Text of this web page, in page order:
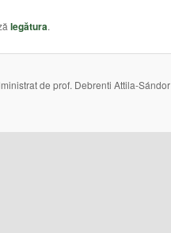
legătura.
de prof. Debrenti Attila-Sándor